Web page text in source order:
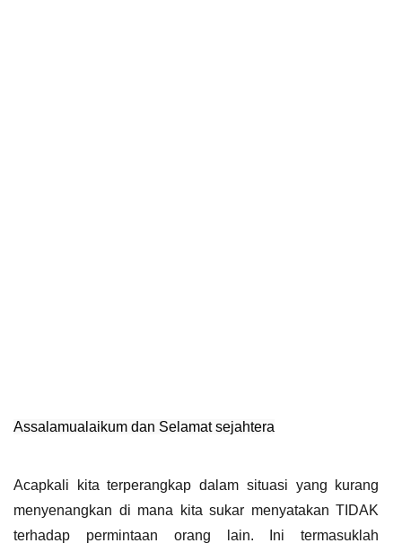
Assalamualaikum dan Selamat sejahtera
Acapkali kita terperangkap dalam situasi yang kurang
menyenangkan di mana kita sukar menyatakan TIDAK
terhadap permintaan orang lain. Ini termasuklah